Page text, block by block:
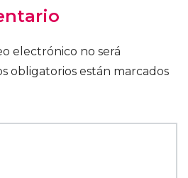
electrónico no será
obligatorios están marcados